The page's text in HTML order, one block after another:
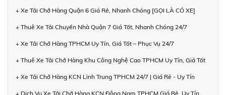
+ Xe Tải Chở Hàng Quận 6 Giá Rẻ, Nhanh Chóng [GỌI LÀ CÓ XE]
+ Thuê Xe Tải Chuyển Nhà Quận 7 Giá Tốt, Nhanh Chóng 24/7
+ Xe Tải Chở Hàng TPHCM Uy Tín, Giá Tốt – Phục Vụ 24/7
+ Thuê Xe Tải Chở Hàng Khu Công Nghệ Cao TPHCM Uy Tín, Giá Tốt
+ Xe Tải Chở Hàng KCN Linh Trung TPHCM 24/7 | Giá Rẻ - Uy Tín
+ Dịch Vụ Xe Tải Chở Hàng KCN Đông Nam TPHCM Giá Rẻ, Uy Tín,